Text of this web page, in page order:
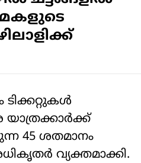
45 ശതമാനം
വ്യക്തമാക്കി.